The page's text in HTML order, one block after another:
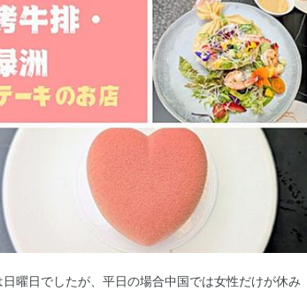
曜日でしたが、平日の場合中国では女性だけが休み